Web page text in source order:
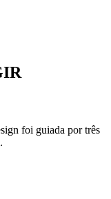
foi guiada por três